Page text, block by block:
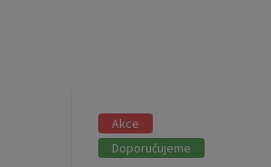
Akce
Doporučujeme